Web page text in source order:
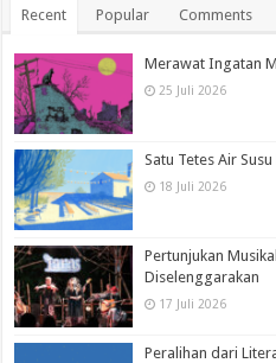
Recent Popular Comments
Merawat Ingatan
25 Juli 2026
Satu Tetes Air
18 Juli 2026
Pertunjukan
Diselenggarakan
17 Juli 2026
Peralihan dari